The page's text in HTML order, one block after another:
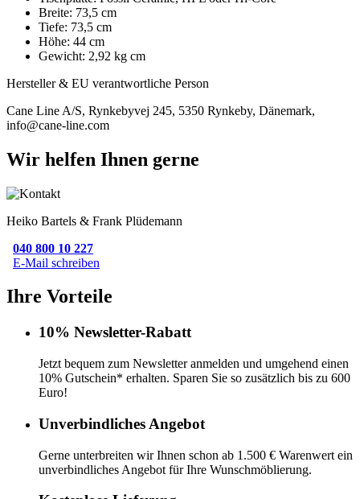
Breite: 73,5 cm
Tiefe: 73,5 cm
Höhe: 44 cm
Gewicht: 2,92 kg cm
Hersteller & EU verantwortliche Person
Cane Line A/S, Rynkebyvej 245, 5350 Rynkeby, Dänemark,
info@cane-line.com
Wir helfen Ihnen gerne
Heiko Bartels & Frank Plüdemann
040 800 10 227
E-Mail schreiben
Ihre Vorteile
10% Newsletter-Rabatt
Jetzt bequem zum Newsletter anmelden und umgehend einen
10% Gutschein* erhalten. Sparen Sie so zusätzlich bis zu 600
Euro!
Unverbindliches Angebot
Gerne unterbreiten wir Ihnen schon ab 1.500 € Warenwert ein
unverbindliches Angebot für Ihre Wunschmöblierung.